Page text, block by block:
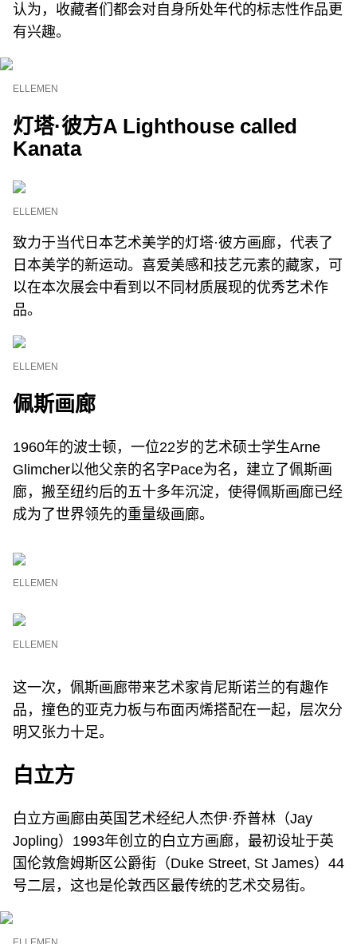
认为，收藏者们都会对自身所处年代的标志性作品更
有兴趣。
ELLEMEN
灯塔·彼方A Lighthouse called
Kanata
ELLEMEN
致力于当代日本艺术美学的灯塔·彼方画廊，代表了
日本美学的新运动。喜爱美感和技艺元素的藏家，可
以在本次展会中看到以不同材质展现的优秀艺术作
品。
ELLEMEN
佩斯画廊
1960年的波士顿，一位22岁的艺术硕士学生Arne
Glimcher以他父亲的名字Pace为名，建立了佩斯画
廊，搬至纽约后的五十多年沉淀，使得佩斯画廊已经
成为了世界领先的重量级画廊。
ELLEMEN
ELLEMEN
这一次，佩斯画廊带来艺术家肯尼斯诺兰的有趣作
品，撞色的亚克力板与布面丙烯搭配在一起，层次分
明又张力十足。
白立方
白立方画廊由英国艺术经纪人杰伊·乔普林（Jay
Jopling）1993年创立的白立方画廊，最初设址于英
国伦敦詹姆斯区公爵街（Duke Street, St James）44
号二层，这也是伦敦西区最传统的艺术交易街。